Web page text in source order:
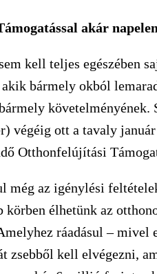
akár
kell teljes egészében
bármely okból
követelményének.
végéig ott a tavaly
Otthonfelújítási
még az igénylési
körben élhetünk az
ráadásul –
zsebből kell elvégezni,